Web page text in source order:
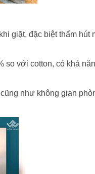
giặt, đặc biệt thẩm hút
so với cotton, có khả
như không gian